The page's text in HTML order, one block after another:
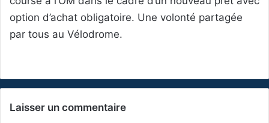
option d’achat obligatoire. Une volonté partagée
par tous au Vélodrome.
Laisser un commentaire